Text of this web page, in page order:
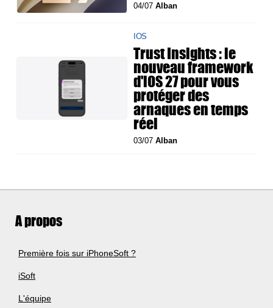
04/07Alban
IOS
Trust Insights : le
nouveau framework
d'iOS 27 pour vous
protéger des
arnaques en temps
réel
03/07Alban
A propos
Première fois sur iPhoneSoft ?
iSoft
L'équipe